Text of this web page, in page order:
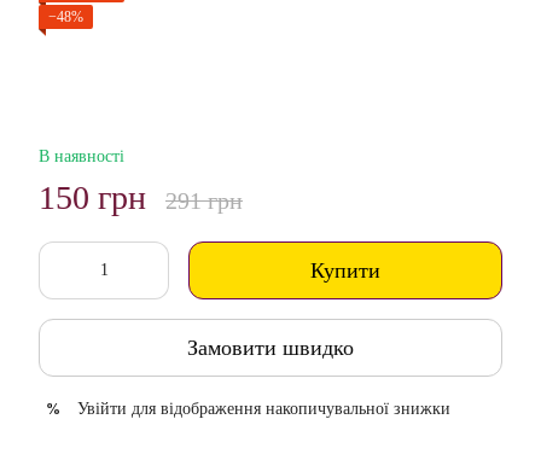
−48%
В наявності
150 грн 291 грн
Купити
Замовити швидко
% Увійти для відображення накопичувальної знижки